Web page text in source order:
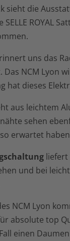
sieht die
SELLE ROYAL
uns das
Das NCM Lyon
hat dieses
aus leichtem
sehen
erwartet
liefert
und bei
NCM Lyon
absolute top
einen